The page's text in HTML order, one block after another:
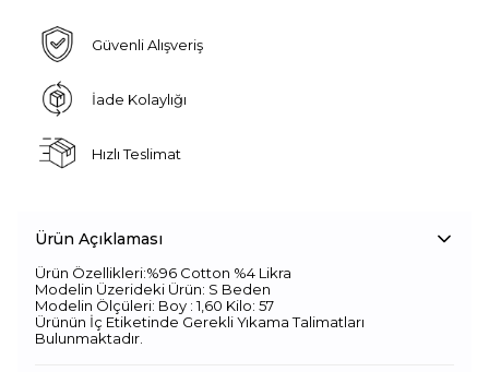
Güvenli Alışveriş
İade Kolaylığı
Hızlı Teslimat
Ürün Açıklaması
Ürün Özellikleri:%96 Cotton %4 Likra
Modelin Üzerideki Ürün: S Beden
Modelin Ölçüleri: Boy : 1,60 Kilo: 57
Ürünün İç Etiketinde Gerekli Yıkama Talimatları
Bulunmaktadır.